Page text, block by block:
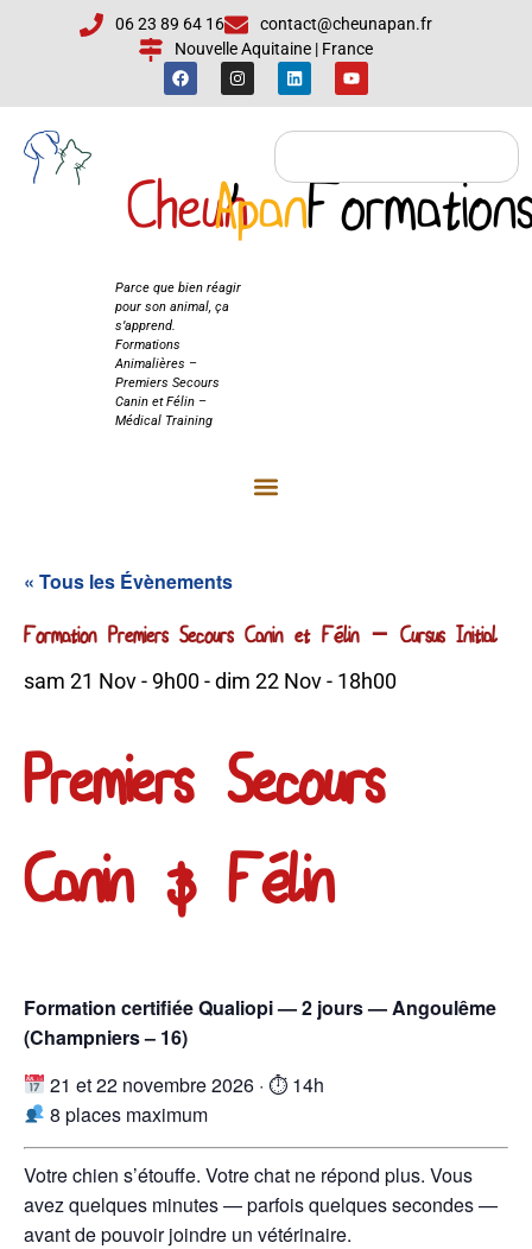
06 23 89 64 16
contact@cheunapan.fr
Nouvelle Aquitaine | France
Cheun
'
Apan
Parce que bien réagir
pour son animal, ça
s’apprend.
Formations
Animalières –
Premiers Secours
Canin et Félin –
Médical Training
« Tous les Évènements
Formation Premiers Secours Canin et Félin – Cursus Initial
sam 21 Nov - 9h00-dim 22 Nov - 18h00
Premiers Secours
Canin & Félin
Formation certifiée Qualiopi — 2 jours — Angoulême
(Champniers – 16)
21 et 22 novembre 2026 · ⏱ 14h
8 places maximum
Votre chien s’étouffe. Votre chat ne répond plus. Vous
avez quelques minutes — parfois quelques secondes —
avant de pouvoir joindre un vétérinaire.